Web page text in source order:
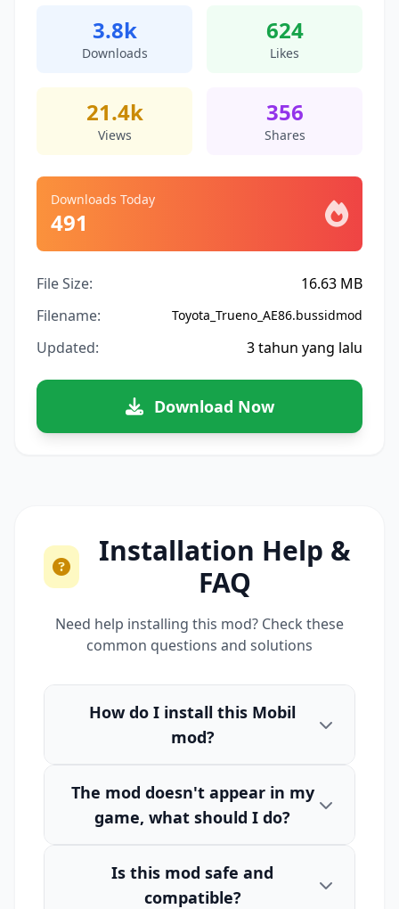
3.8k
Downloads
624
Likes
21.4k
Views
356
Shares
Downloads Today
491
File Size:
16.63 MB
Filename:
Toyota_Trueno_AE86.bussidmod
Updated: 3 tahun yang lalu
Download Now
Installation Help &
FAQ
Need help installing this mod? Check these
common questions and solutions
How do I install this Mobil
mod?
The mod doesn't appear in my
game, what should I do?
Is this mod safe and
compatible?